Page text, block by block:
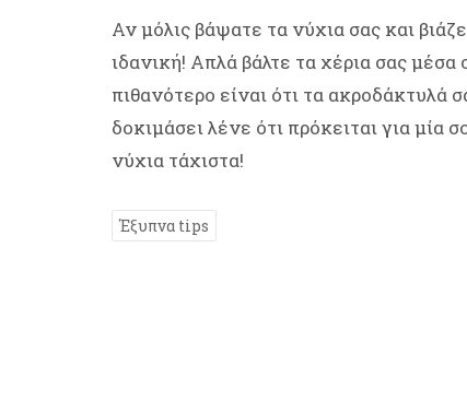
Αν μόλις βάψατε τα νύχια σας και
ιδανική! Απλά βάλτε τα χέρια σας
πιθανότερο είναι ότι τα
δοκιμάσει λένε ότι πρόκειται για
νύχια τάχιστα!
Έξυπνα tips